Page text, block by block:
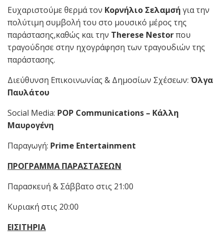
Ευχαριστούμε θερμά τον Κορνήλιο Σελαμσή για την
πολύτιμη συμβολή του στο μουσικό μέρος της
παράστασης,καθώς και την Therese Nestorπου
τραγούδησε στην ηχογράφηση των τραγουδιών της
παράστασης.
Διεύθυνση Επικοινωνίας & Δημοσίων Σχέσεων: Όλγα
Παυλάτου
Social Media: POP Communications – Κάλλη
Μαυρογένη
Παραγωγή: Prime Entertainment
ΠΡΟΓΡΑΜΜΑ ΠΑΡΑΣΤΑΣΕΩΝ
Παρασκευή & Σάββατο στις 21:00
Κυριακή στις 20:00
ΕΙΣΙΤΗΡΙΑ